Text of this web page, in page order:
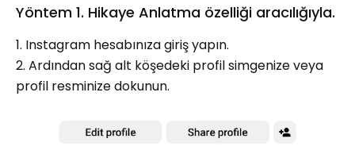
Yöntem 1. Hikaye Anlatma özelliği aracılığıyla.
1. Instagram hesabınıza giriş yapın.
2. Ardından sağ alt köşedeki profil simgenize veya
profil resminize dokunun.